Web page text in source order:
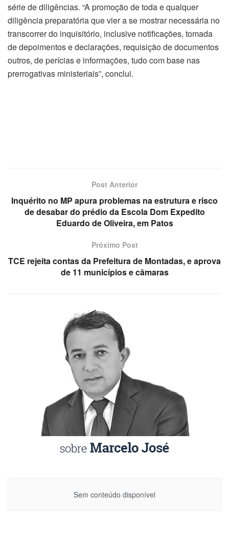
série de diligências. “A promoção de toda e qualquer
diligência preparatória que vier a se mostrar necessária no
transcorrer do inquisitório, inclusive notificações, tomada
de depoimentos e declarações, requisição de documentos
outros, de perícias e informações, tudo com base nas
prerrogativas ministeriais”, conclui.
Post Anterior
Inquérito no MP apura problemas na estrutura e risco
de desabar do prédio da Escola Dom Expedito
Eduardo de Oliveira, em Patos
Próximo Post
TCE rejeita contas da Prefeitura de Montadas, e aprova
de 11 municípios e câmaras
Sem conteúdo disponível